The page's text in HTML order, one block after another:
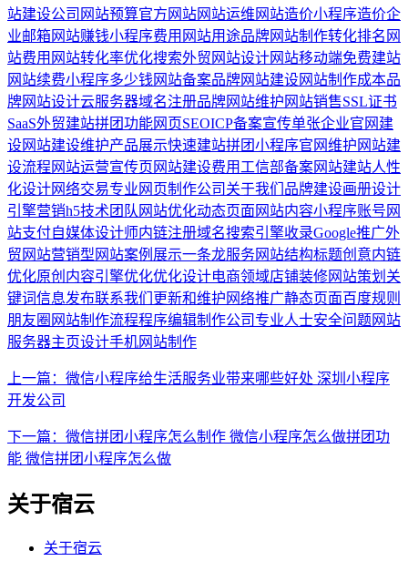
站建设公司 网站预算官方网站网站运维 网站造价小程序造价企
业邮箱网站赚钱小程序费用 网站用途品牌网站制作转化排名 网
站费用 网站转化率优化搜索外贸网站设计网站移动端免费建站
网站续费小程序多少钱 网站备案品牌网站建设网站制作成本品
牌网站设计云服务器域名注册品牌网站维护 网站销售SSL证书
SaaS外贸建站拼团功能网页SEOICP备案宣传单张企业官网建
设网站建设维护产品展示快速建站拼团小程序官网维护 网站建
设流程 网站运营宣传页 网站建设费用 工信部备案网站建站人性
化设计网络交易专业网页制作公司 关于我们 品牌建设画册设计
引擎营销h5技术团队 网站优化动态页面 网站内容小程序账号 网
站支付自媒体设计师内链注册域名搜索引擎收录Google推广外
贸网站营销型网站案例展示一条龙服务网站结构标题创意内链
优化原创内容引擎优化优化设计电商领域店铺装修网站策划 关
键词信息发布联系我们 更新和维护 网络推广静态页面百度规则
朋友圈 网站制作流程程序编辑制作公司专业人士安全问题 网站
服务器主页设计手机网站制作
上一篇：微信小程序给生活服务业带来哪些好处 深圳小程序
开发公司
下一篇：微信拼团小程序怎么制作 微信小程序怎么做拼团功
能 微信拼团小程序怎么做
关于宿云
关于宿云